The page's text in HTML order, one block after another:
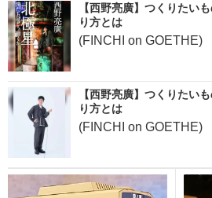
【西野亮廣】つくりたい
り方とは
(FINCHI on GOETHE)
【西野亮廣】つくりたい
り方とは
(FINCHI on GOETHE)